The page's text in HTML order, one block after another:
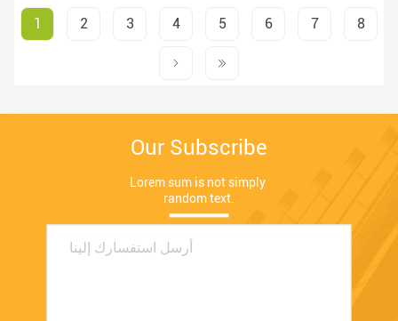
1 2 3 4 5 6 7 8
Our Subscribe
Lorem sum is not simply
random text.